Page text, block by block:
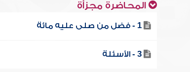
المحاضرة مجزأة
1 - فضل من صلى عليه مائة
3 - الأسئلة